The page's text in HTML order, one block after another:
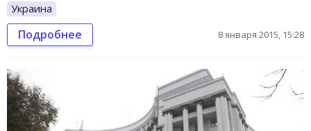
Украина
Подробнее 8 января 2015, 15:28